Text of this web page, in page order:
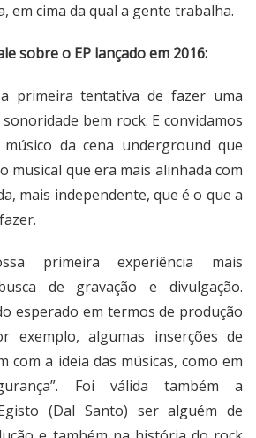
em cima da qual a gente trabalha.
sobre o EP lançado em 2016:
primeira tentativa de fazer uma
bem rock. E convidamos
da cena underground que
musical que era mais alinhada com
mais independente, que é o que a
primeira experiência mais
de gravação e divulgação.
esperado em termos de produção
exemplo, algumas inserções de
com a ideia das músicas, como em
Foi válida também a
(Dal Santo) ser alguém de